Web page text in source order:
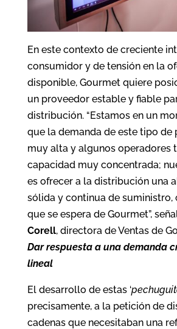
En este contexto de creciente
consumidor y de tensión en la
disponible, Gourmet quiere
un proveedor estable y fiable
distribución. “Estamos en un
que la demanda de este tipo de
muy alta y algunos operadores
capacidad muy concentrada;
es ofrecer a la distribución una
sólida y continua de suministro,
que se espera de Gourmet”,
Corell, directora de Ventas de
Dar respuesta a una demanda
lineal
El desarrollo de estas ‘
precisamente, a la petición de
cadenas que necesitaban una